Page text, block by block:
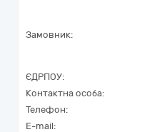
Замовник:
ЄДРПОУ:
Контактна особа:
Телефон:
E-mail: